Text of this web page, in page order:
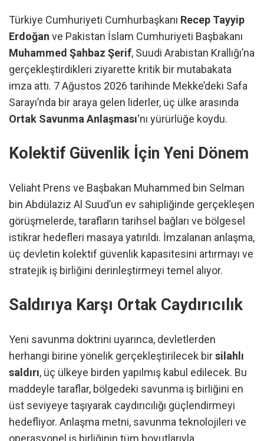
Türkiye Cumhuriyeti Cumhurbaşkanı Recep Tayyip
Erdoğan ve Pakistan İslam Cumhuriyeti Başbakanı
Muhammed Şahbaz Şerif, Suudi Arabistan Krallığı’na
gerçekleştirdikleri ziyarette kritik bir mutabakata
imza attı. 7 Ağustos 2026 tarihinde Mekke’deki Safa
Sarayı’nda bir araya gelen liderler, üç ülke arasında
Ortak Savunma Anlaşması‘nı yürürlüğe koydu.
Kolektif Güvenlik İçin Yeni Dönem
Veliaht Prens ve Başbakan Muhammed bin Selman
bin Abdülaziz Al Suud’un ev sahipliğinde gerçekleşen
görüşmelerde, tarafların tarihsel bağları ve bölgesel
istikrar hedefleri masaya yatırıldı. İmzalanan anlaşma,
üç devletin kolektif güvenlik kapasitesini artırmayı ve
stratejik iş birliğini derinleştirmeyi temel alıyor.
Saldırıya Karşı Ortak Caydırıcılık
Yeni savunma doktrini uyarınca, devletlerden
herhangi birine yönelik gerçekleştirilecek birsilahlı
saldırı, üç ülkeye birden yapılmış kabul edilecek. Bu
maddeyle taraflar, bölgedeki savunma iş birliğini en
üst seviyeye taşıyarak caydırıcılığı güçlendirmeyi
hedefliyor. Anlaşma metni, savunma teknolojileri ve
operasyonel iş birliğinin tüm boyutlarıyla